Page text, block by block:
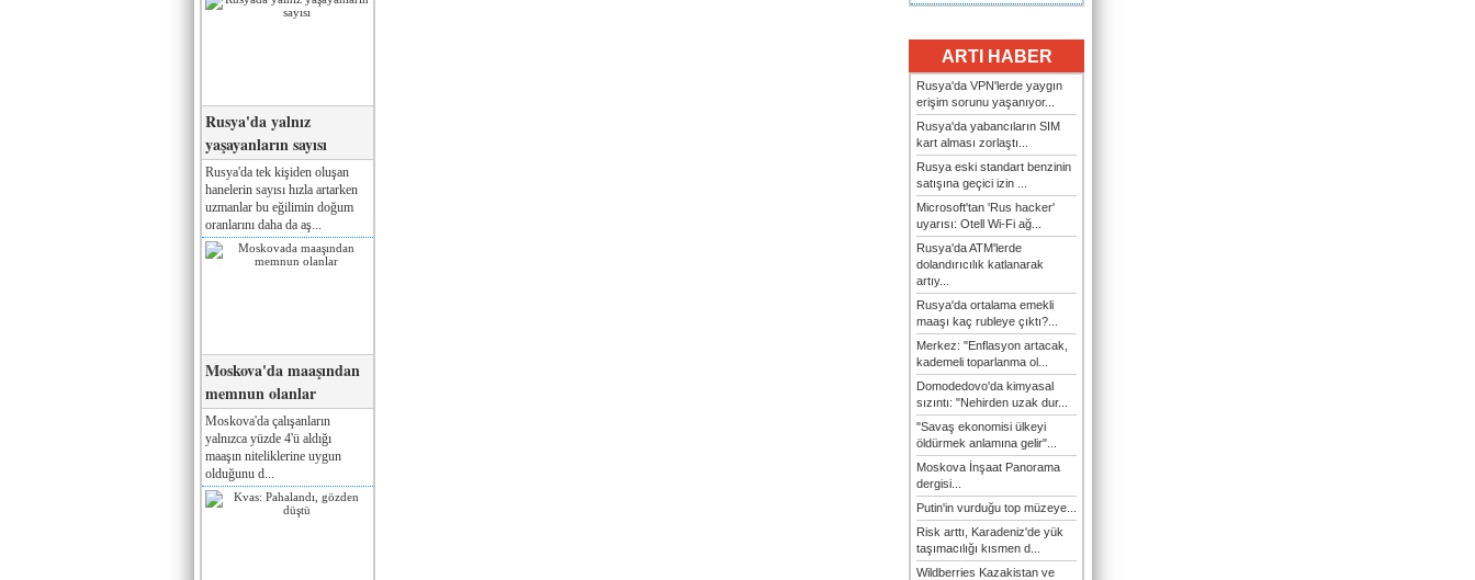
Rusya'da yalnız
yaşayanların sayısı
Rusya'da tek kişiden oluşan
hanelerin sayısı hızla artarken
uzmanlar bu eğilimin doğum
oranlarını daha da aş...
Moskova'da maaşından
memnun olanlar
Moskova'da çalışanların
yalnızca yüzde 4'ü aldığı
maaşın niteliklerine uygun
olduğunu d...
ARTI HABER
Rusya'da VPN'lerde yaygın
erişim sorunu yaşanıyor...
Rusya'da yabancıların SIM
kart alması zorlaştı...
Rusya eski standart benzinin
satışına geçici izin ...
Microsoft'tan 'Rus hacker'
uyarısı: Otell Wi-Fi ağ...
Rusya'da ATM'lerde
dolandırıcılık katlanarak
artıy...
Rusya'da ortalama emekli
maaşı kaç rubleye çıktı?...
Merkez: "Enflasyon artacak,
kademeli toparlanma ol...
Domodedovo'da kimyasal
sızıntı: "Nehirden uzak dur...
"Savaş ekonomisi ülkeyi
öldürmek anlamına gelir"...
Moskova İnşaat Panorama
dergisi...
Putin'in vurduğu top müzeye...
Risk arttı, Karadeniz'de yük
taşımacılığı kısmen d...
Wildberries Kazakistan ve